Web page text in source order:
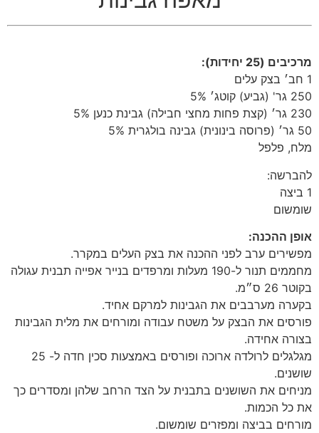
מרכיבים (25 יחידות):
1 חב׳ בצק עלים
250 גר' (גביע) קוטג׳ 5%
230 גר׳ (קצת פחות מחצי חבילה) גבינת כנען 5%
50 גר׳ (פרוסה בינונית) גבינה בולגרית 5%
מלח, פלפל
להברשה:
1 ביצה
שומשום
אופן ההכנה:
מפשירים ערב לפני ההכנה את בצק העלים במקרר.
מחממים תנור ל-190 מעלות ומרפדים בנייר אפייה תבנית עגולה
בקוטר 26 ס״מ.
בקערה מערבבים את הגבינות למרקם אחיד.
פורסים את הבצק על משטח עבודה ומורחים את מלית הגבינות
בצורה אחידה.
מגלגלים לרולדה ארוכה ופורסים באמצעות סכין חדה ל- 25
שושנים.
מניחים את השושנים בתבנית על הצד הרחב שלהן ומסדרים כך
את כל הכמות.
מורחים בביצה ומפזרים שומשום.